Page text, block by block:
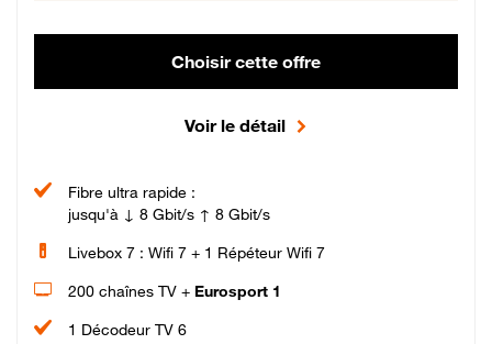
Choisir cette offre
Voir le détail
Fibre ultra rapide :
jusqu'à ↓ 8 Gbit/s ↑ 8 Gbit/s
Livebox 7 : Wifi 7 + 1 Répéteur Wifi 7
200 chaînes TV + Eurosport 1
1 Décodeur TV 6